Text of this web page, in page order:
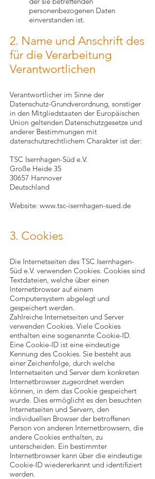
personenbezogenen Daten
einverstanden ist.
2. Name und Anschrift des
für die Verarbeitung
Verantwortlichen
Verantwortlicher im Sinne der
Datenschutz-Grundverordnung, sonstiger
in den Mitgliedstaaten der Europäischen
Union geltenden Datenschutzgesetze und
anderer Bestimmungen mit
datenschutzrechtlichem Charakter ist der:
TSC Isernhagen-Süd e.V.
Große Heide 35
30657 Hannover
Deutschland
Website: www.tsc-isernhagen-sued.de
3. Cookies
Die Internetseiten des TSC Isernhagen-
Süd e.V. verwenden Cookies. Cookies sind
Textdateien, welche über einen
Internetbrowser auf einem
Computersystem abgelegt und
gespeichert werden.
Zahlreiche Internetseiten und Server
verwenden Cookies. Viele Cookies
enthalten eine sogenannte Cookie-ID.
Eine Cookie-ID ist eine eindeutige
Kennung des Cookies. Sie besteht aus
einer Zeichenfolge, durch welche
Internetseiten und Server dem konkreten
Internetbrowser zugeordnet werden
können, in dem das Cookie gespeichert
wurde. Dies ermöglicht es den besuchten
Internetseiten und Servern, den
individuellen Browser der betroffenen
Person von anderen Internetbrowsern, die
andere Cookies enthalten, zu
unterscheiden. Ein bestimmter
Internetbrowser kann über die eindeutige
Cookie-ID wiedererkannt und identifiziert
werden.